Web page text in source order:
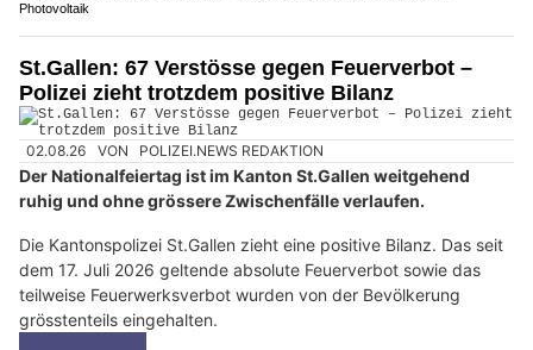
Photovoltaik
St.Gallen: 67 Verstösse gegen Feuerverbot –
Polizei zieht trotzdem positive Bilanz
02.08.26 VON POLIZEI.NEWS REDAKTION
Der Nationalfeiertag ist im Kanton St.Gallen weitgehend
ruhig und ohne grössere Zwischenfälle verlaufen.
Die Kantonspolizei St.Gallen zieht eine positive Bilanz. Das seit
dem 17. Juli 2026 geltende absolute Feuerverbot sowie das
teilweise Feuerwerksverbot wurden von der Bevölkerung
grösstenteils eingehalten.